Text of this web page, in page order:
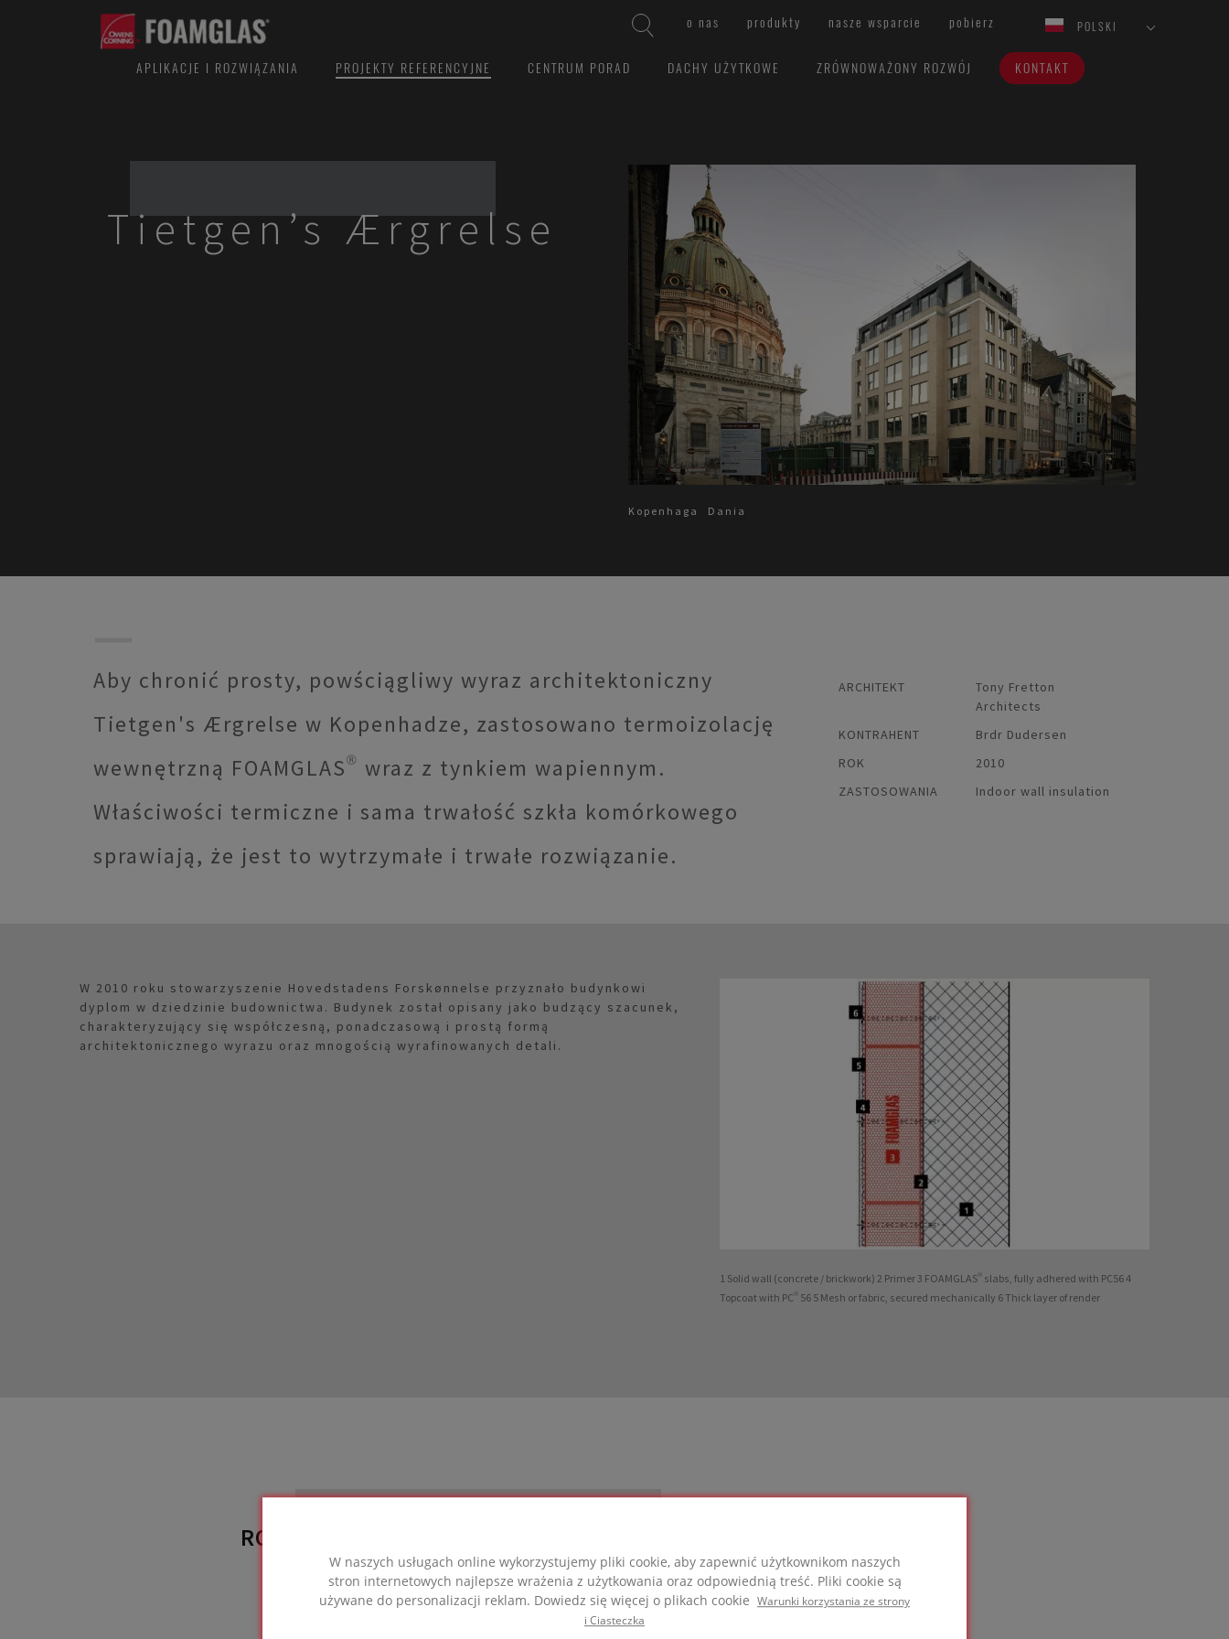
W naszych usługach online wykorzystujemy pliki cookie, aby zapewnić użytkownikom naszych
stron internetowych najlepsze wrażenia z użytkowania oraz odpowiednią treść. Pliki cookie są
używane do personalizacji reklam. Dowiedz się więcej o plikach cookie Warunki korzystania ze strony
i Ciasteczka
o nas produkty nasze wsparcie pobierz POLSKI
APLIKACJE I ROZWIĄZANIA PROJEKTY REFERENCYJNE CENTRUM PORAD DACHY UŻYTKOWE ZRÓWNOWAŻONY ROZWÓJ KONTAKT
Tietgen’s Ærgrelse
Kopenhaga Dania
Aby chronić prosty, powściągliwy wyraz architektoniczny
Tietgen's Ærgrelse w Kopenhadze, zastosowano termoizolację
wewnętrzną FOAMGLAS® wraz z tynkiem wapiennym.
Właściwości termiczne i sama trwałość szkła komórkowego
sprawiają, że jest to wytrzymałe i trwałe rozwiązanie.
ARCHITEKT
Tony Fretton
Architects
KONTRAHENT
Brdr Dudersen
ROK
2010
ZASTOSOWANIA
Indoor wall insulation
W 2010 roku stowarzyszenie Hovedstadens Forskønnelse przyznało budynkowi
dyplom w dziedzinie budownictwa. Budynek został opisany jako budzący szacunek,
charakteryzujący się współczesną, ponadczasową i prostą formą
architektonicznego wyrazu oraz mnogością wyrafinowanych detali.
1 Solid wall (concrete / brickwork) 2 Primer 3 FOAMGLAS® slabs, fully adhered with PC56 4
Topcoat with PC® 56 5 Mesh or fabric, secured mechanically 6 Thick layer of render
ROZWIĄZANIE FOAMGLAS®
wykorzystane w tym projekcie